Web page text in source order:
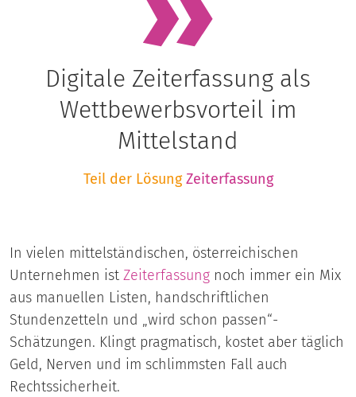
Digitale Zeiterfassung als
Wettbewerbsvorteil im
Mittelstand
Teil der LösungZeiterfassung
In vielen mittelständischen, österreichischen
Unternehmen ist Zeiterfassung noch immer ein Mix
aus manuellen Listen, handschriftlichen
Stundenzetteln und „wird schon passen“-
Schätzungen. Klingt pragmatisch, kostet aber täglich
Geld, Nerven und im schlimmsten Fall auch
Rechtssicherheit.